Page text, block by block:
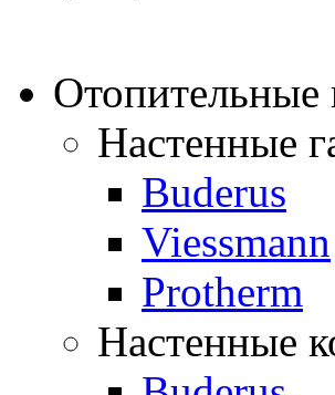
Отопительные
Настенные
Buderus
Viessmann
Protherm
Настенные